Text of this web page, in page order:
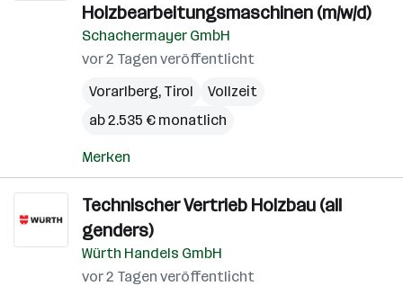
Holzbearbeitungsmaschinen (m/w/d)
Schachermayer GmbH
vor 2 Tagen veröffentlicht
Vorarlberg, Tirol
Vollzeit
ab 2.535 € monatlich
Merken
Technischer Vertrieb Holzbau (all
genders)
Würth Handels GmbH
vor 2 Tagen veröffentlicht